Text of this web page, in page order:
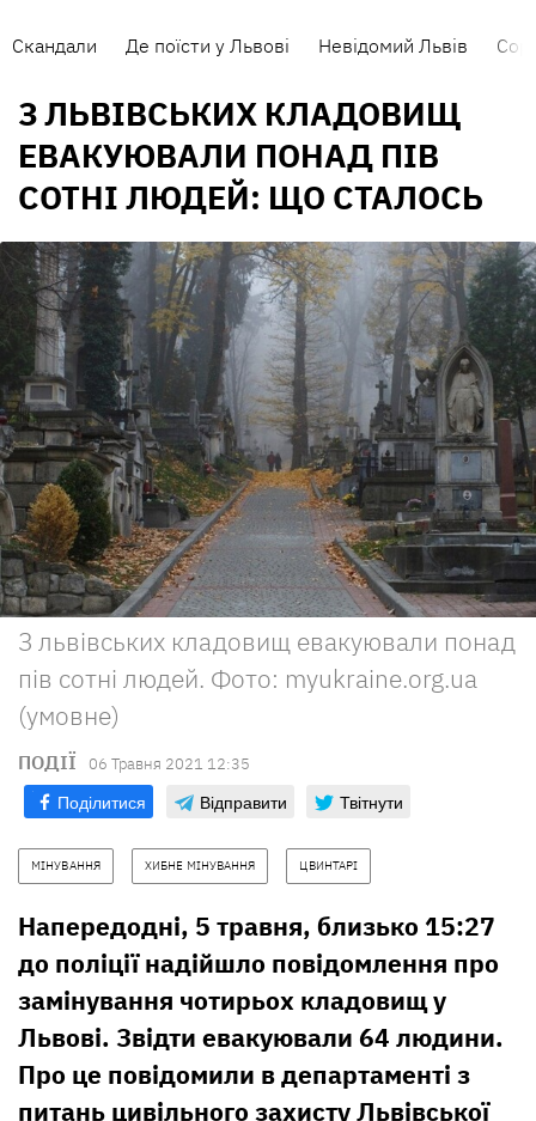
Скандали Де поїсти у Львові Невідомий Львів
З ЛЬВІВСЬКИХ КЛАДОВИЩ
ЕВАКУЮВАЛИ ПОНАД ПІВ
СОТНІ ЛЮДЕЙ: ЩО СТАЛОСЬ
З львівських кладовищ евакуювали понад
пів сотні людей. Фото: myukraine.org.ua
(умовне)
ПОДІЇ 06 Травня 2021 12:35
Поділитися Відправити Твітнути
МІНУВАННЯ ХИБНЕ МІНУВАННЯ ЦВИНТАРІ
Напередодні, 5 травня, близько 15:27
до поліції надійшло повідомлення про
замінування чотирьох кладовищ у
Львові. Звідти евакуювали 64 людини.
Про це повідомили в департаменті з
питань цивільного захисту Львівської